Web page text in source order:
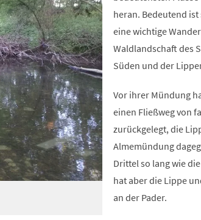
heran. Bedeutend ist
eine wichtige
Waldlandschaft des
Süden und der
Vor ihrer Mündung
einen Fließweg von
zurückgelegt, die
Almemündung
Drittel so lang wie
hat aber die Lippe
an der Pader.